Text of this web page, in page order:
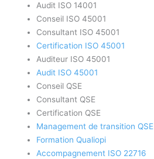
Audit ISO 14001
Conseil ISO 45001
Consultant ISO 45001
Certification ISO 45001
Auditeur ISO 45001
Audit ISO 45001
Conseil QSE
Consultant QSE
Certification QSE
Management de transition QSE
Formation Qualiopi
Accompagnement ISO 22716